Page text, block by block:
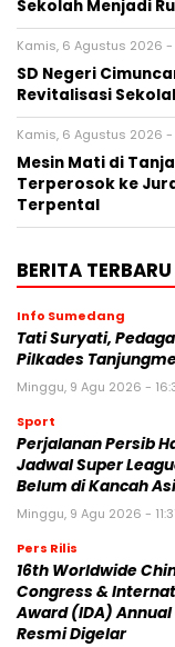
Sekolah Menjadi
Kamis, 6 Agustus 2026 -
SD Negeri
Revitalisasi
Kamis, 6 Agustus 2026 -
Mesin Mati di
Terperosok ke
Terpental
BERITA TERBARU
Info Sumedang
Tati Suryati,
Pilkades
Minggu, 9 Agu 2026 -
Sport
Perjalanan Persib
Jadwal Super
Belum di Kancah
Minggu, 9 Agu 2026 -
Pers Rilis
16th Worldwide
Congress &
Award (IDA)
Resmi Digelar